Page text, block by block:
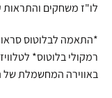
לו"ז משחקים והתראות
*התאמה לבלוטוס
באווירה המחשמלת של